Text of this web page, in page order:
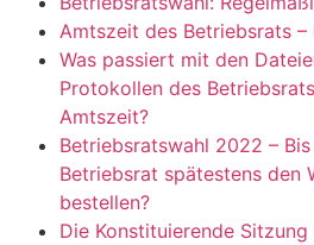
Amtszeit des Betriebsrats –
Was passiert mit den
Protokollen des
Amtszeit?
Betriebsratswahl 2022 –
Betriebsrat spätestens den
bestellen?
Die Konstituierende Sitzung